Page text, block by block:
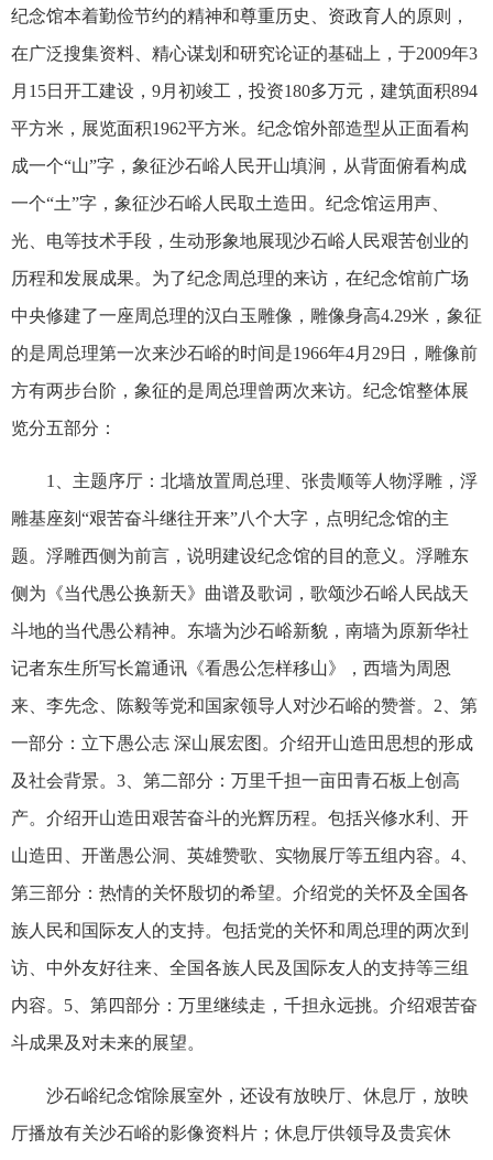
纪念馆本着勤俭节约的精神和尊重历史、资政育人的原则，
在广泛搜集资料、精心谋划和研究论证的基础上，于2009年3
月 15日开工建设， 9月初竣工，投资180多万元，建筑面积894
平方米，展览面积1962平方米。纪念馆外部造型从正面看构
成一个“山”字，象征沙石峪人民开山填涧，从背面俯看构成
一个“土”字，象征沙石峪人民取土造田。纪念馆运用声、
光、电等技术手段，生动形象地展现沙石峪人民艰苦创业的
历程和发展成果。为了纪念周总理的来访，在纪念馆前广场
中央修建了一座周总理的汉白玉雕像，雕像身高4.29米，象征
的是周总理第一次来沙石峪的时间是1966年4月 29日，雕像前
方有两步台阶，象征的是周总理曾两次来访。纪念馆整体展
览分五部分：
1
、主题序厅：北墙放置周总理、张贵顺等人物浮雕，浮
雕基座刻“艰苦奋斗继往开来”八个大字，点明纪念馆的主
题。浮雕西侧为前言，说明建设纪念馆的目的意义。浮雕东
侧为《当代愚公换新天》曲谱及歌词，歌颂沙石峪人民战天
斗地的当代愚公精神。东墙为沙石峪新貌，南墙为原新华社
记者东生所写长篇通讯《看愚公怎样移山》，西墙为周恩
来、李先念、陈毅等党和国家领导人对沙石峪的赞誉。 2 、第
一部分：立下愚公志 深山展宏图。介绍开山造田思想的形成
及社会背景。 3 、第二部分：万里千担一亩田青石板上创高
产。介绍开山造田艰苦奋斗的光辉历程。包括兴修水利、开
山造田、开凿愚公洞、英雄赞歌、实物展厅等五组内容。 4
第三部分：热情的关怀殷切的希望。介绍党的关怀及全国各
族人民和国际友人的支持。包括党的关怀和周总理的两次到
访、中外友好往来、全国各族人民及国际友人的支持等三组
内容。 5 、第四部分：万里继续走，千担永远挑。介绍艰苦奋
斗成果及对未来的展望。
沙石峪纪念馆除展室外，还设有放映厅、休息厅，放映
厅播放有关沙石峪的影像资料片；休息厅供领导及贵宾休